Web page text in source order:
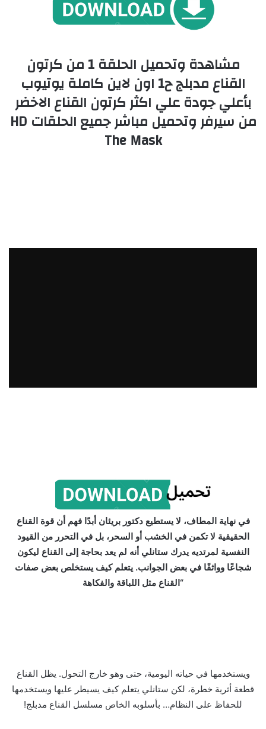
مشاهدة وتحميل الحلقة 1 من كرتون
القناع مدبلج ح1 اون لاين كاملة يوتيوب
بأعلي جودة علي اكثر كرتون القناع الاخضر
من سيرفر وتحميل مباشر جميع الحلقات HD
The Mask
في نهاية المطاف، لا يستطيع دكتور بريئان أبدًا فهم أن قوة القناع
الحقيقية لا تكمن في الخشب أو السحر، بل في التحرر من القيود
النفسية لمرتديه يدرك ستانلي أنه لم يعد بحاجة إلى القناع ليكون
شجاعًا وواثقًا في بعض الجوانب. يتعلم كيف يستخلص بعض صفات
“القناع مثل اللباقة والفكاهة
ويستخدمها في حياته اليومية، حتى وهو خارج التحول. يظل القناع
قطعة أثرية خطرة، لكن ستانلي يتعلم كيف يسيطر عليها ويستخدمها
للحفاظ على النظام… بأسلوبه الخاص مسلسل القناع مدبلج!